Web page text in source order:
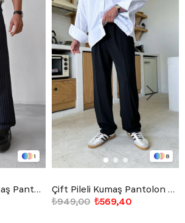
1
Çizgili Vintage Kumaş Pantolon Lacivert
8
Çift Pileli Kumaş Pantolon Siyah
₺569,40
₺949,00